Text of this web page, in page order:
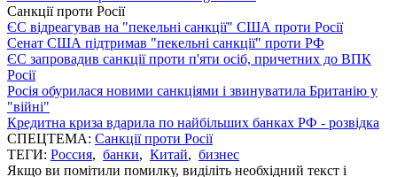
Санкції проти Росії
ЄС відреагував на "пекельні санкції" США проти Росії
Сенат США підтримав "пекельні санкції" проти РФ
ЄС запровадив санкції проти п'яти осіб, причетних до ВПК
Росії
Росія обурилася новими санкціями і звинуватила Британію у
"війні"
Кредитна криза вдарила по найбільших банках РФ - розвідка
СПЕЦТЕМА: Санкції проти Росії
ТЕГИ: Россия, банки, Китай, бизнес
Якщо ви помітили помилку, виділіть необхідний текст і